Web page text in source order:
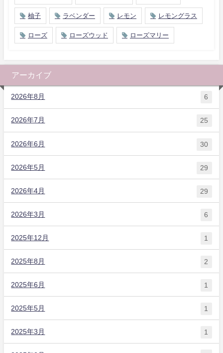
柚子 ラベンダー レモン レモングラス
ローズ ローズウッド ローズマリー
アーカイブ
2026年8月 6
2026年7月 25
2026年6月 30
2026年5月 29
2026年4月 29
2026年3月 6
2025年12月 1
2025年8月 2
2025年6月 1
2025年5月 1
2025年3月 1